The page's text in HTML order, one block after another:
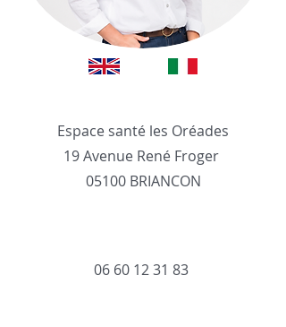
Espace santé les Oréades
19 Avenue René Froger
05100 BRIANCON
06 60 12 31 83